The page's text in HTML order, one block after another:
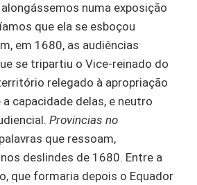
alongássemos numa exposição
que ela se esboçou
em 1680, as audiências
se tripartiu o Vice-reinado do
relegado à apropriação
capacidade delas, e neutro
Provincias no
que ressoam,
deslindes de 1680. Entre a
que formaria depois o Equador